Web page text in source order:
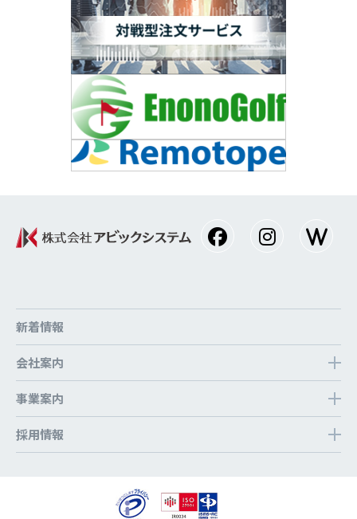
新着情報
会社案内
事業案内
採⽤情報